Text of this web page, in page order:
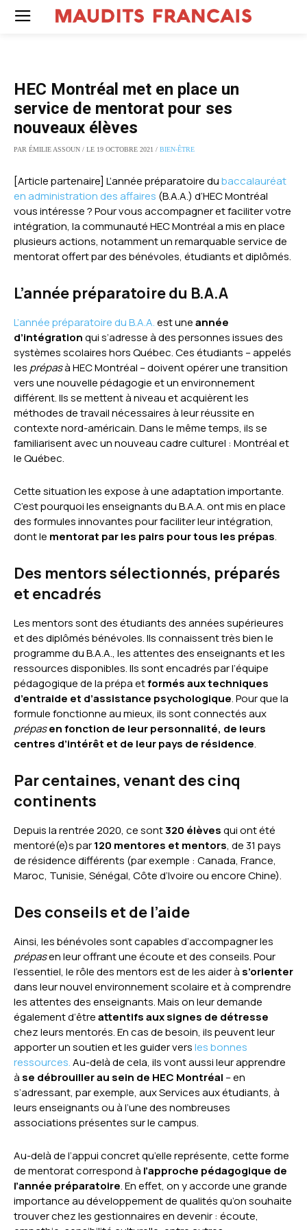
HEC Montréal met en place un
service de mentorat pour ses
nouveaux élèves
PAR ÉMILIE ASSOUN / LE 19 OCTOBRE 2021 / BIEN-ÊTRE
[Article partenaire] L’année préparatoire dubaccalauréat
en administration des affaires (B.A.A.) d’HEC Montréal
vous intéresse ? Pour vous accompagner et faciliter votre
intégration, la communauté HEC Montréal a mis en place
plusieurs actions, notamment un remarquable service de
mentorat offert par des bénévoles, étudiants et diplômés.
L’année préparatoire du B.A.A
L’année préparatoire du B.A.A.est uneannée
d’intégrationqui s’adresse à des personnes issues des
systèmes scolaires hors Québec. Ces étudiants – appelés
les prépasà HEC Montréal – doivent opérer une transition
vers une nouvelle pédagogie et un environnement
différent. Ils se mettent à niveau et acquièrent les
méthodes de travail nécessaires à leur réussite en
contexte nord-américain. Dans le même temps, ils se
familiarisent avec un nouveau cadre culturel : Montréal et
le Québec.
Cette situation les expose à une adaptation importante.
C’est pourquoi les enseignants du B.A.A. ont mis en place
des formules innovantes pour faciliter leur intégration,
dont le mentorat par les pairs pour tous les prépas.
Des mentors sélectionnés, préparés
et encadrés
Les mentors sont des étudiants des années supérieures
et des diplômés bénévoles. Ils connaissent très bien le
programme du B.A.A., les attentes des enseignants et les
ressources disponibles. Ils sont encadrés par l’équipe
pédagogique de la prépa etformés aux techniques
d’entraide et d’assistance psychologique. Pour que la
formule fonctionne au mieux, ils sont connectés aux
prépasen fonction de leur personnalité, de leurs
centres d’intérêt et de leur pays de résidence.
Par centaines, venant des cinq
continents
Depuis la rentrée 2020, ce sont320 élèvesqui ont été
mentoré(e)s par120 mentores et mentors, de 31 pays
de résidence différents (par exemple : Canada, France,
Maroc, Tunisie, Sénégal, Côte d’Ivoire ou encore Chine).
Des conseils et de l’aide
Ainsi, les bénévoles sont capables d’accompagner les
prépasen leur offrant une écoute et des conseils. Pour
l’essentiel, le rôle des mentors est de les aider à s’orienter
dans leur nouvel environnement scolaire et à comprendre
les attentes des enseignants. Mais on leur demande
également d’êtreattentifs auxsignes de détresse
chez leurs mentorés. En cas de besoin, ils peuvent leur
apporter un soutien et les guider versles bonnes
ressources.Au-delà de cela, ils vont aussi leur apprendre
à se débrouiller au sein de HEC Montréal – en
s’adressant, par exemple, aux Services aux étudiants, à
leurs enseignants ou à l’une des nombreuses
associations présentes sur le campus.
Au-delà de l’appui concret qu’elle représente, cette forme
de mentorat correspond à l’approche pédagogique de
l’année préparatoire. En effet, on y accorde une grande
importance au développement de qualités qu’on souhaite
trouver chez les gestionnaires en devenir : écoute,